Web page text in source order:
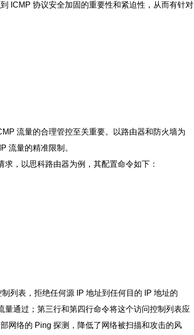
ICMP 协议安全加固的重要性和紧迫性，从而有针对
流量的合理管控至关重要。以路由器和防火墙为
流量的精准限制。
，以思科路由器为例，其配置命令如下：
列表，拒绝任何源 IP 地址到任何目的 IP 地址的
通过；第三行和第四行命令将这个访问控制列表应
网络的 Ping 探测，降低了网络被扫描和攻击的风